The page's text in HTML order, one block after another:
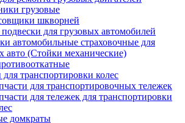
грузовые
шкворней
для грузовых автомобилей
автомобильные страховочные для
авто (Стойки механические)
транспортировки колес
для транспортировочных тележек
для тележек для транспортировки
домкраты